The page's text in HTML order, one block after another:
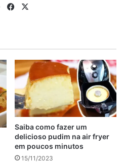
anúncio
WebsiteFacebook
Saiba como fazer um
delicioso pudim na air fryer
em poucos minutos
15/11/2023